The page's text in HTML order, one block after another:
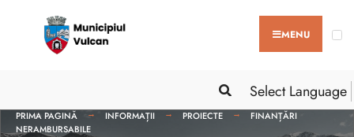
MENU
Select Language
PRIMA PAGINĂ INFORMAȚII PROIECTE
FINANȚĂRI
NERAMBURSABILE